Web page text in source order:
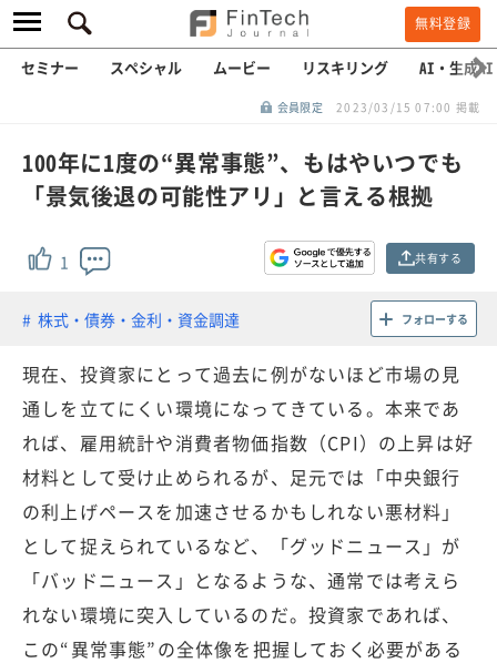
無料登録
セミナー スペシャル ムービー リスキリング AI・生成AI
会員限定 2023/03/15 07:00 掲載
100年に1度の“異常事態”、もはやいつでも
「景気後退の可能性アリ」と言える根拠
1 共有する
株式・債券・金利・資金調達 フォローする
現在、投資家にとって過去に例がないほど市場の見
通しを立てにくい環境になってきている。本来であ
れば、雇用統計や消費者物価指数（CPI）の上昇は好
材料として受け止められるが、足元では「中央銀行
の利上げペースを加速させるかもしれない悪材料」
として捉えられているなど、「グッドニュース」が
「バッドニュース」となるような、通常では考えら
れない環境に突入しているのだ。投資家であれば、
この“異常事態”の全体像を把握しておく必要がある